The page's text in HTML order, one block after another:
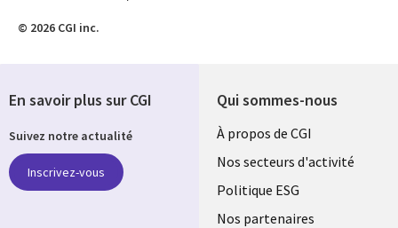
© 2026 CGI inc.
Qui sommes-nous
Useful
links
FRANCE
À propos de CGI
Nos secteurs d'activité
Politique ESG
Nos partenaires
En savoir plus sur CGI
Suivez notre actualité
Inscrivez-vous